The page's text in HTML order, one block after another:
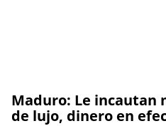
Maduro: Le incautan
de lujo, dinero en